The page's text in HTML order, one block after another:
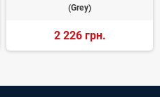
(Grey)
2 226 грн.